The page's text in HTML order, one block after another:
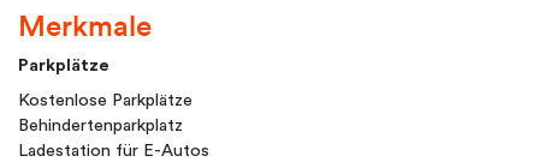
Merkmale
Parkplätze
Kostenlose Parkplätze
Behindertenparkplatz
Ladestation für E-Autos